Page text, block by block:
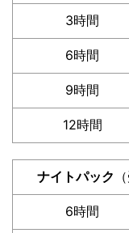
3時間
6時間
9時間
12時間
ナイトパック
6時間